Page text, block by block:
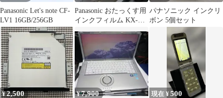
Panasonic Let's note CF-
LV1 16GB/256GB
Panasonic おたっくす用
インクフィルム KX-
FAN190V 5本入
パナソニック インクリ
ボン 5個セット
¥2,500 ¥7,900 現在 ¥500